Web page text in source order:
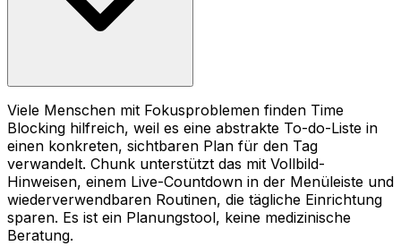
Viele Menschen mit Fokusproblemen finden Time
Blocking hilfreich, weil es eine abstrakte To-do-Liste in
einen konkreten, sichtbaren Plan für den Tag
verwandelt. Chunk unterstützt das mit Vollbild-
Hinweisen, einem Live-Countdown in der Menüleiste und
wiederverwendbaren Routinen, die tägliche Einrichtung
sparen. Es ist ein Planungstool, keine medizinische
Beratung.